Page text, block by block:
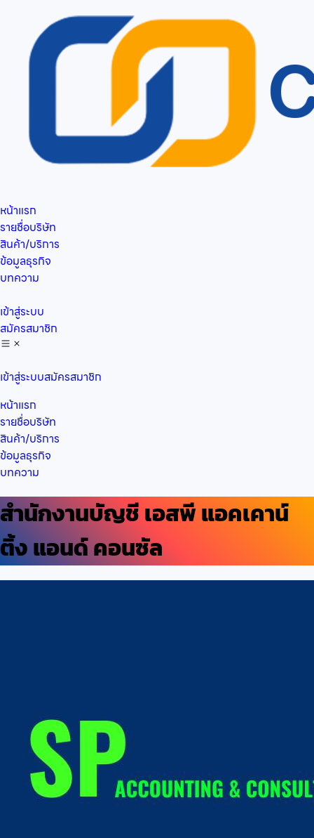
หน้าแรก
รายชื่อบริษัท
สินค้า/บริการ
ข้อมูลธุรกิจ
บทความ
เข้าสู่ระบบ
สมัครสมาชิก
เข้าสู่ระบบสมัครสมาชิก
หน้าแรก
รายชื่อบริษัท
สินค้า/บริการ
ข้อมูลธุรกิจ
บทความ
สำนักงานบัญชี เอสพี แอคเคาน์
ติ้ง แอนด์ คอนซัล